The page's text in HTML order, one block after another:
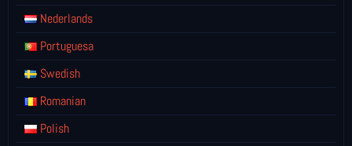
Nederlands
Portuguesa
Swedish
Romanian
Polish